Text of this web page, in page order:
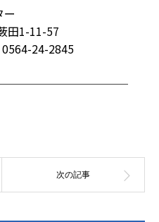
田1-11-57
24-2845